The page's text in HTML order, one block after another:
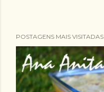
POSTAGENS MAIS VISITADAS